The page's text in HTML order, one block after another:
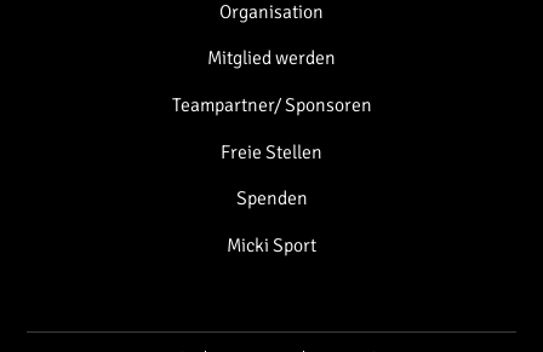
Organisation
Mitglied werden
Teampartner/ Sponsoren
Freie Stellen
Spenden
Micki Sport